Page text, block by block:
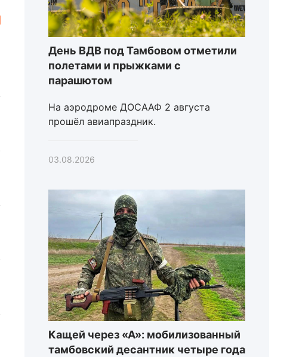
День ВДВ под Тамбовом отметили
полетами и прыжками с
парашютом
На аэродроме ДОСААФ 2 августа
прошёл авиапраздник.
03.08.2026
Кащей через «А»: мобилизованный
тамбовский десантник четыре года